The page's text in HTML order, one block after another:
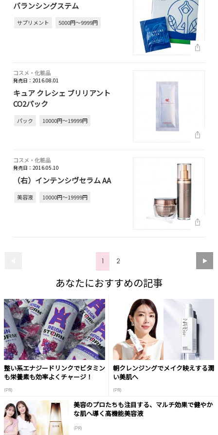
バランシングステム
サプリメント 5000円～9999円
コスメ・化粧品
発売日：2016.08.01
キュア クレシェ ブリリアント
CO2パック
パック 10000円～19999円
コスメ・化粧品
発売日：2016.05.10
（右）インテンシヴセラム AA
美容液 10000円～19999円
1 2
あなたにおすすめの記事
整い系エナジードリンクでビタミン
も栄養素も効率よくチャージ！
(PR)
朝クレンジングでメイク映えする潤
い美肌へ
(PR)
美容のプロたちも注目する、マルチ効果で健やか
な肌へ導く高機能美容液
(PR)